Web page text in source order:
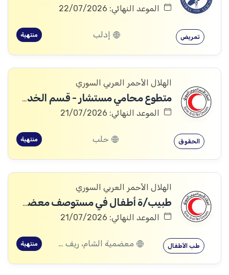
الموعد النهائي: 22/07/2026
تمريض إدلب منتهية
الهلال الأحمر العربي السوري
متطوع محامي مستشار - قسم الخدمات القانونية
الموعد النهائي: 21/07/2026
الحقوق حلب منتهية
الهلال الأحمر العربي السوري
طبيب/ة أطفال في مستوصف معضمية الشام (HRA535)
الموعد النهائي: 21/07/2026
طب الأطفال معضمية الشام، ريف دمشق منتهية